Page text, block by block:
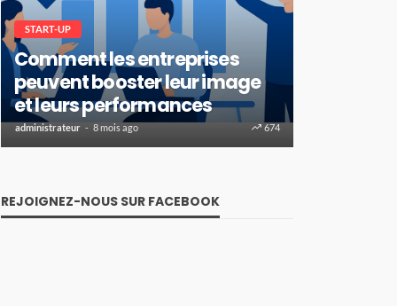
START-UP
Comment les entreprises
peuvent booster leur image
et leurs performances
administrateur 8 mois ago 674
REJOIGNEZ-NOUS SUR FACEBOOK